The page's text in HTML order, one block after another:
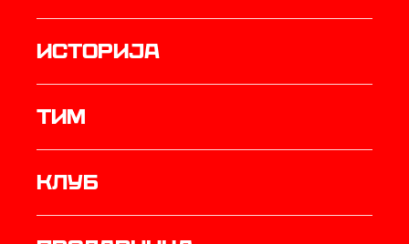
историја
ТИМ
Клуб